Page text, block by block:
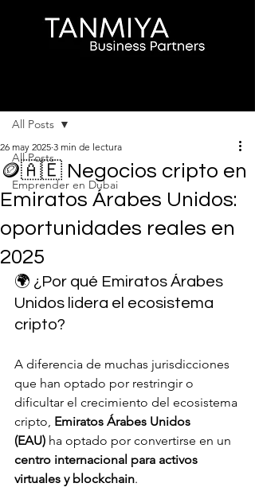
All Posts
Emprender en Dubai
All Posts
🪙🇦🇪 Negocios cripto en
Emiratos Árabes Unidos:
oportunidades reales en
2025
26 may 2025 3 min de lectura
🌍 ¿Por qué Emiratos Árabes
Unidos lidera el ecosistema
cripto?
A diferencia de muchas jurisdicciones
que han optado por restringir o
dificultar el crecimiento del ecosistema
cripto, Emiratos Árabes Unidos
(EAU) ha optado por convertirse en un
centro internacional para activos
virtuales y blockchain.